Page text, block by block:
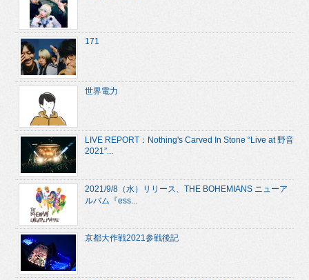
171
世界電力
LIVE REPORT：Nothing's Carved In Stone “Live at 野音
2021”...
2021/9/8（水）リリース、THE BOHEMIANS ニューア
ルバム『ess...
京都大作戦2021参戦後記